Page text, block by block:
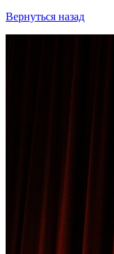
Вернуться назад